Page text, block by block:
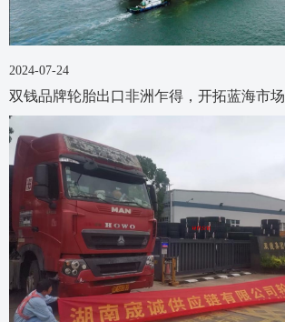
2024-07-24
双钱品牌轮胎出口非洲乍得，开拓蓝海市场